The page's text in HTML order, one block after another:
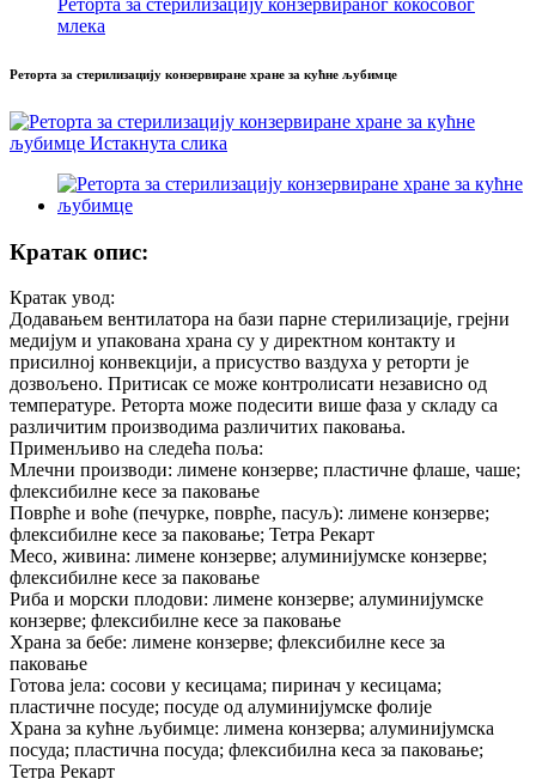
Реторта за стерилизацију конзервираног кокосовог
млека
Реторта за стерилизацију конзервиране хране за кућне љубимце
Кратак опис:
Кратак увод:
Додавањем вентилатора на бази парне стерилизације, грејни
медијум и упакована храна су у директном контакту и
присилној конвекцији, а присуство ваздуха у реторти је
дозвољено. Притисак се може контролисати независно од
температуре. Реторта може подесити више фаза у складу са
различитим производима различитих паковања.
Применљиво на следећа поља:
Млечни производи: лимене конзерве; пластичне флаше, чаше;
флексибилне кесе за паковање
Поврће и воће (печурке, поврће, пасуљ): лимене конзерве;
флексибилне кесе за паковање; Тетра Рекарт
Месо, живина: лимене конзерве; алуминијумске конзерве;
флексибилне кесе за паковање
Риба и морски плодови: лимене конзерве; алуминијумске
конзерве; флексибилне кесе за паковање
Храна за бебе: лимене конзерве; флексибилне кесе за
паковање
Готова јела: сосови у кесицама; пиринач у кесицама;
пластичне посуде; посуде од алуминијумске фолије
Храна за кућне љубимце: лимена конзерва; алуминијумска
посуда; пластична посуда; флексибилна кеса за паковање;
Тетра Рекарт